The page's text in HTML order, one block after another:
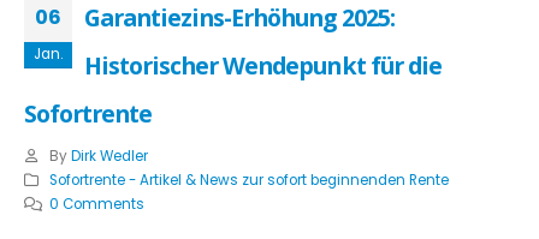
06
Jan.
Garantiezins-Erhöhung 2025:
Historischer Wendepunkt für die
Sofortrente
By Dirk Wedler
Sofortrente - Artikel & News zur sofort beginnenden Rente
0 Comments